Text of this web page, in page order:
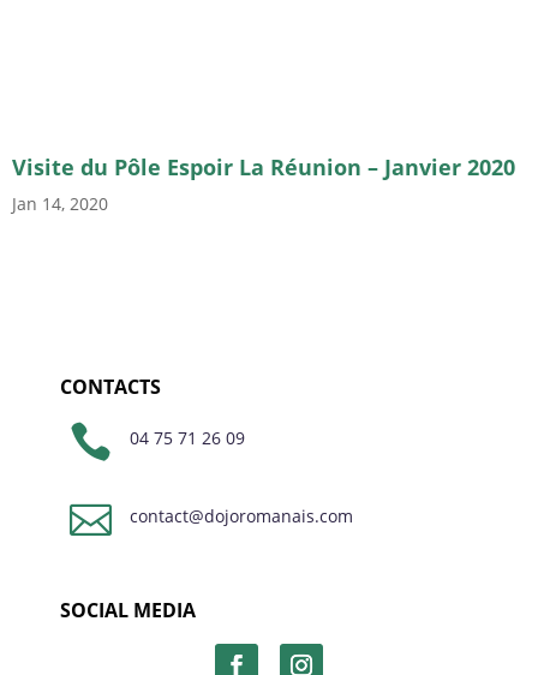
Visite du Pôle Espoir La Réunion – Janvier 2020
Jan 14, 2020
CONTACTS
 04 75 71 26 09
 contact@dojoromanais.com
SOCIAL MEDIA